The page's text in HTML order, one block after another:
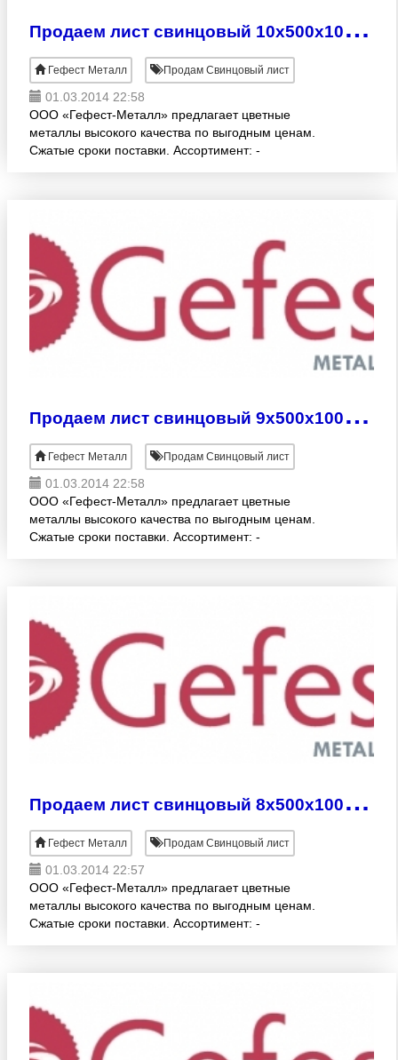
П
родаем лист свинцовый 10х500х1000 мм
Гефест Металл Продам Свинцовый лист
01.03.2014 22:58
ООО «Гефест-Металл» предлагает цветные
металлы высокого качества по выгодным ценам.
Сжатые сроки поставки. Ассортимент: -
П
родаем лист свинцовый 9х500х1000 мм
Гефест Металл Продам Свинцовый лист
01.03.2014 22:58
ООО «Гефест-Металл» предлагает цветные
металлы высокого качества по выгодным ценам.
Сжатые сроки поставки. Ассортимент: -
П
родаем лист свинцовый 8х500х1000 мм
Гефест Металл Продам Свинцовый лист
01.03.2014 22:57
ООО «Гефест-Металл» предлагает цветные
металлы высокого качества по выгодным ценам.
Сжатые сроки поставки. Ассортимент: -